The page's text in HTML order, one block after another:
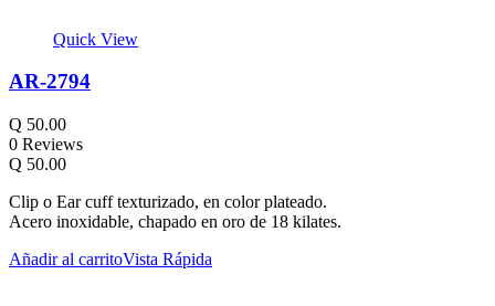
Quick View
AR-2794
Q 50.00
0 Reviews
Q 50.00
Clip o Ear cuff texturizado, en color plateado.
Acero inoxidable, chapado en oro de 18 kilates.
Añadir al carritoVista Rápida